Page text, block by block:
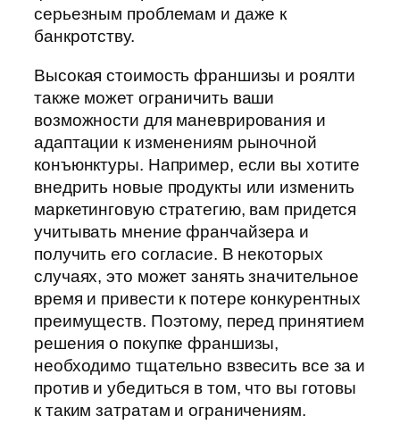
серьезным проблемам и даже к
банкротству.
Высокая стоимость франшизы и роялти
также может ограничить ваши
возможности для маневрирования и
адаптации к изменениям рыночной
конъюнктуры. Например, если вы хотите
внедрить новые продукты или изменить
маркетинговую стратегию, вам придется
учитывать мнение франчайзера и
получить его согласие. В некоторых
случаях, это может занять значительное
время и привести к потере конкурентных
преимуществ. Поэтому, перед принятием
решения о покупке франшизы,
необходимо тщательно взвесить все за и
против и убедиться в том, что вы готовы
к таким затратам и ограничениям.